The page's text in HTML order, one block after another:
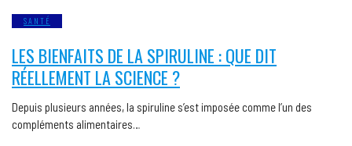
SANTÉ
LES BIENFAITS DE LA SPIRULINE : QUE DIT
RÉELLEMENT LA SCIENCE ?
Depuis plusieurs années, la spiruline s’est imposée comme l’un des
compléments alimentaires…